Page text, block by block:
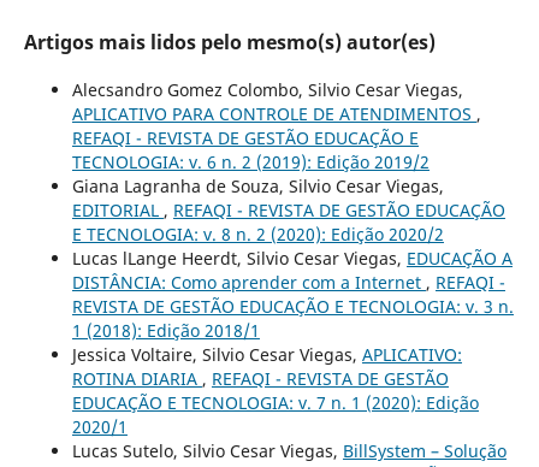
Artigos mais lidos pelo mesmo(s) autor(es)
Alecsandro Gomez Colombo, Silvio Cesar Viegas,
APLICATIVO PARA CONTROLE DE ATENDIMENTOS ,
REFAQI - REVISTA DE GESTÃO EDUCAÇÃO E
TECNOLOGIA: v. 6 n. 2 (2019): Edição 2019/2
Giana Lagranha de Souza, Silvio Cesar Viegas,
EDITORIAL , REFAQI - REVISTA DE GESTÃO EDUCAÇÃO
E TECNOLOGIA: v. 8 n. 2 (2020): Edição 2020/2
Lucas lLange Heerdt, Silvio Cesar Viegas, EDUCAÇÃO A
DISTÂNCIA: Como aprender com a Internet , REFAQI -
REVISTA DE GESTÃO EDUCAÇÃO E TECNOLOGIA: v. 3 n.
1 (2018): Edição 2018/1
Jessica Voltaire, Silvio Cesar Viegas, APLICATIVO:
ROTINA DIARIA , REFAQI - REVISTA DE GESTÃO
EDUCAÇÃO E TECNOLOGIA: v. 7 n. 1 (2020): Edição
2020/1
Lucas Sutelo, Silvio Cesar Viegas, BillSystem – Solução